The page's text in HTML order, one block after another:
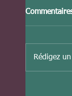
Rédigez